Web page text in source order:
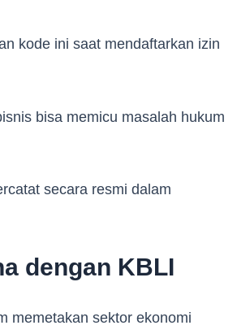
kode ini saat mendaftarkan izin
bisa memicu masalah hukum
secara resmi dalam
dengan KBLI
memetakan sektor ekonomi